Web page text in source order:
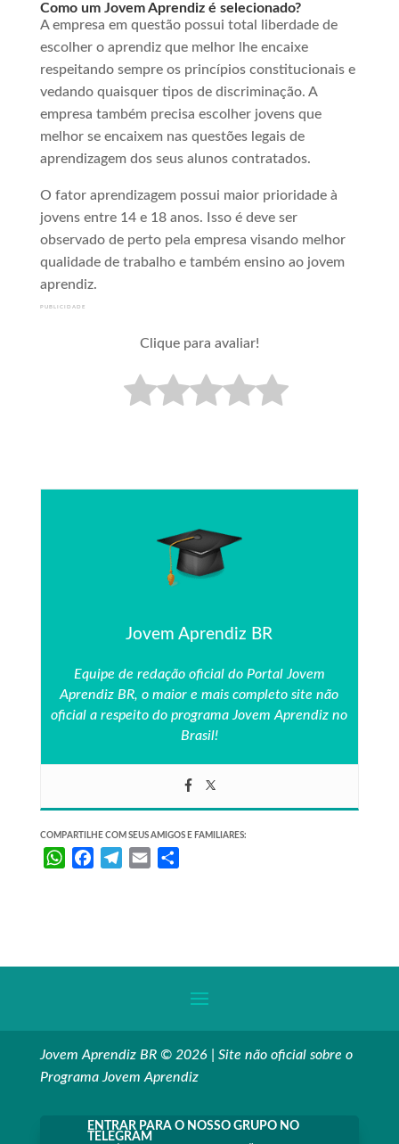
Como um Jovem Aprendiz é selecionado?
A empresa em questão possui total liberdade de
escolher o aprendiz que melhor lhe encaixe
respeitando sempre os princípios constitucionais e
vedando quaisquer tipos de discriminação. A
empresa também precisa escolher jovens que
melhor se encaixem nas questões legais de
aprendizagem dos seus alunos contratados.
O fator aprendizagem possui maior prioridade à
jovens entre 14 e 18 anos. Isso é deve ser
observado de perto pela empresa visando melhor
qualidade de trabalho e também ensino ao jovem
aprendiz.
PUBLICIDADE
Clique para avaliar!
Jovem Aprendiz BR
Equipe de redação oficial do Portal Jovem
Aprendiz BR, o maior e mais completo site não
oficial a respeito do programa Jovem Aprendiz no
Brasil!
COMPARTILHE COM SEUS AMIGOS E FAMILIARES:
W
A
o
r
Jovem Aprendiz BR © 2026 | Site não oficial sobre o
Programa Jovem Aprendiz
ENTRAR PARA O NOSSO GRUPO NO
TELEGRAM